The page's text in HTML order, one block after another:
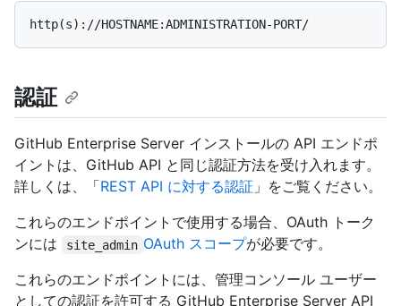
認証
GitHub Enterprise Server インストールの API エンドポ
イントは、GitHub API と同じ認証方法を受け入れます。
詳しくは、「REST API に対する認証 」をご覧ください。
これらのエンドポイントで使用する場合、OAuth トーク
ンには
site_admin OAuth スコープが必要です。
これらのエンドポイントには、管理コンソール ユーザー
としての認証を許可する GitHub Enterprise Server API